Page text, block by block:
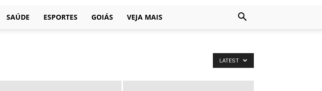
SAÚDE ESPORTES GOIÁS VEJA MAIS
LATEST